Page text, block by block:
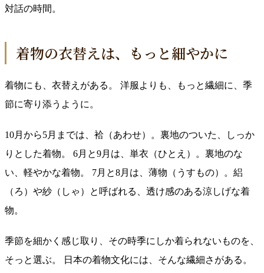
対話の時間。
着物の衣替えは、もっと細やかに
着物にも、衣替えがある。 洋服よりも、もっと繊細に、季
節に寄り添うように。
10月から5月までは、袷（あわせ）。裏地のついた、しっか
りとした着物。 6月と9月は、単衣（ひとえ）。裏地のな
い、軽やかな着物。 7月と8月は、薄物（うすもの）。絽
（ろ）や紗（しゃ）と呼ばれる、透け感のある涼しげな着
物。
季節を細かく感じ取り、その時季にしか着られないものを、
そっと選ぶ。 日本の着物文化には、そんな繊細さがある。